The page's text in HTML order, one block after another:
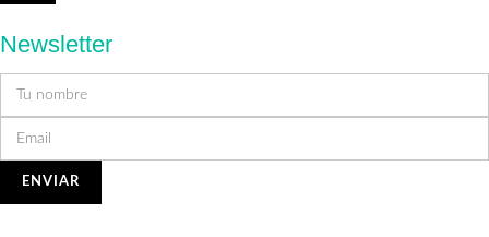
Newsletter